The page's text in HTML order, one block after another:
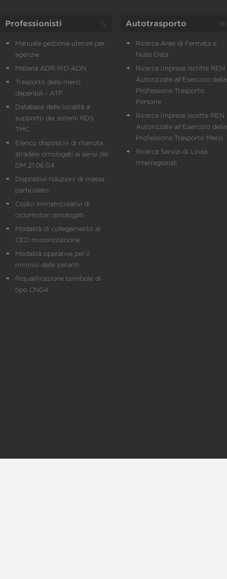
Professionisti
Manuale gestione utenze per
agenzie
Materia ADR-RID-ADN
Trasporto delle merci
deperibili - ATP
Database delle località a
supporto dei sistemi RDS
TMC
Elenco dispositivi di ritenuta
stradale omologati ai sensi del
DM 21.06.04
Dispositivi riduzioni di massa
particolato
Codici immatricolativi di
ciclomotori omologati
Modalità di collegamento al
CED motorizzazione
Modalità operative per il
rinnovo delle patenti
Riqualificazione bombole di
tipo CNG4
Autotrasporto
Ricerca Aree di Fermata e
Nulla Osta
Ricerca Imprese Iscritte REN
Autorizzate all'Esercizio della
Professione Trasporto
Persone
Ricerca Imprese iscritte REN
Autorizzate all'Esercizio della
Professione Trasporto Merci
Ricerca Servizi di Linea
Interregionali